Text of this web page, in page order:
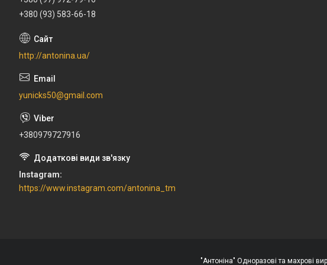
+380 (93) 583-66-18
http://antonina.ua/
yunicks50@gmail.com
+380979727916
Instagram
https://www.instagram.com/antonina_tm